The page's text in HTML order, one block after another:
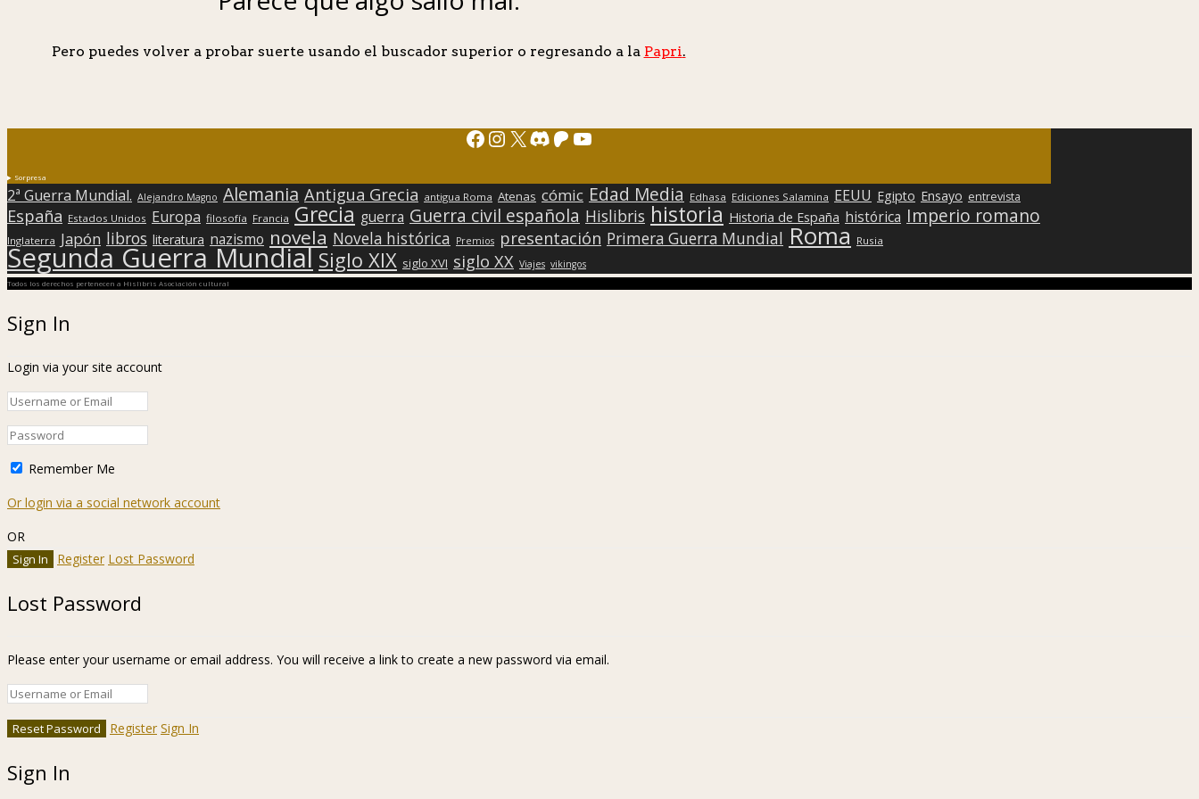
Pero puedes volver a probar suerte usando el buscador superior o regresando a la Papri.
Facebook
Instagram
X Discord
Patreon
YouTube
Sorpresa
2ª Guerra Mundial. Alejandro Magno Alemania Antigua Grecia antigua Roma Atenas cómic Edad Media Edhasa Ediciones Salamina EEUU Egipto Ensayo entrevista
España Estados Unidos Europa filosofía Francia Grecia guerra Guerra civil española Hislibris historia Historia de España histórica Imperio romano
Inglaterra Japón libros literatura nazismo novela Novela histórica Premios presentación Primera Guerra Mundial Roma Rusia
Segunda Guerra Mundial Siglo XIX siglo XVI siglo XX Viajes vikingos
Todos los derechos pertenecen a Hislibris Asociación cultural
Sign In
Login via your site account
Remember Me
Or login via a social network account
OR
Register Lost Password
Lost Password
Please enter your username or email address. You will receive a link to create a new password via email.
Register Sign In
Sign In